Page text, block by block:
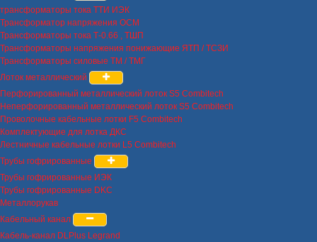
трансформаторы тока ТТИ ИЭК
Трансформатор напряжения ОСМ
Трансформаторы тока Т-0.66 , ТШП
Трансформаторы напряжения понижающие ЯТП / ТСЗИ
Трансформаторы силовые ТМ / ТМГ
Лоток металлический
Перфорированный металлический лоток S5 Combitech
Неперфорированный металлический лоток S5 Combitech
Проволочные кабельные лотки F5 Combitech
Комплектующие для лотка ДКС
Лестничные кабельные лотки L5 Combitech
Трубы гофрированные
Трубы гофрированные ИЭК
Трубы гофрированные DKC
Металлорукав
Кабельный канал
Кабель-канал DLPlus Legrand